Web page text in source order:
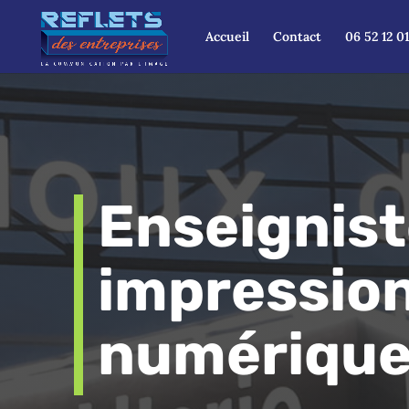
Accueil Contact 06 52 12